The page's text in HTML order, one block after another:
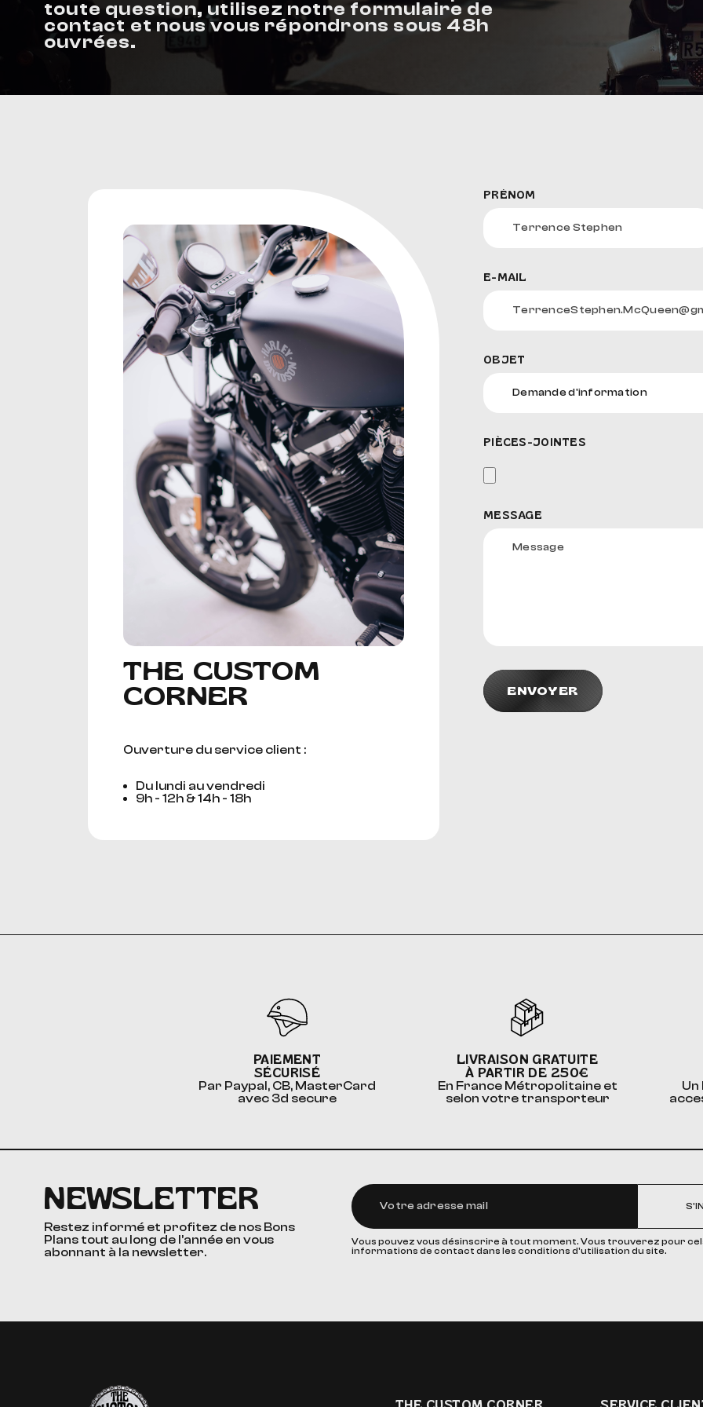
SELLES & SISSYBARS
REPOSE PIEDS & COMMANDES AUX PIEDS
CHAMBRES À AIR & ACCESSOIRES
AUDIO, VIDÉO ET FIXATIONS
VISSERIE
toute question, utilisez notre formulaire de
contact et nous vous répondrons sous 48h
ouvrées.
THE CUSTOM
CORNER
Ouverture du service client :
Du lundi au vendredi
9h - 12h & 14h - 18h
PRÉNOM
E-MAIL
OBJET
PIÈCES-JOINTES
MESSAGE
ENVOYER
PAIEMENT
SÉCURISÉ
Par Paypal, CB, MasterCard
avec 3d secure
LIVRAISON GRATUITE
À PARTIR DE 250€
En France Métropolitaine et
selon votre transporteur
NEWSLETTER
Restez informé et profitez de nos Bons
Plans tout au long de l’année en vous
abonnant à la newsletter.
Vous pouvez vous désinscrire à tout moment. Vous trouverez pour
informations de contact dans les conditions d'utilisation du site.
The Custom Corner